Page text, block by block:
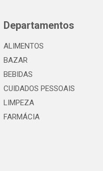
Departamentos
ALIMENTOS
BAZAR
BEBIDAS
CUIDADOS PESSOAIS
LIMPEZA
FARMÁCIA